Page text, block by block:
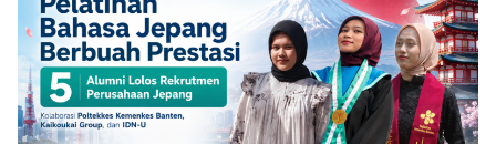
Jepang
Poltekkes
Kemenkes
Banten
Berbuah